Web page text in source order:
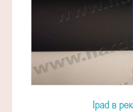
Ipad в